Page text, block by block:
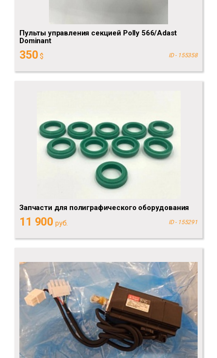
Пульты управления секцией Polly 566/Adast
Dominant
350 $ ID - 155358
Запчасти для полиграфического оборудования
11 900 руб. ID - 155291